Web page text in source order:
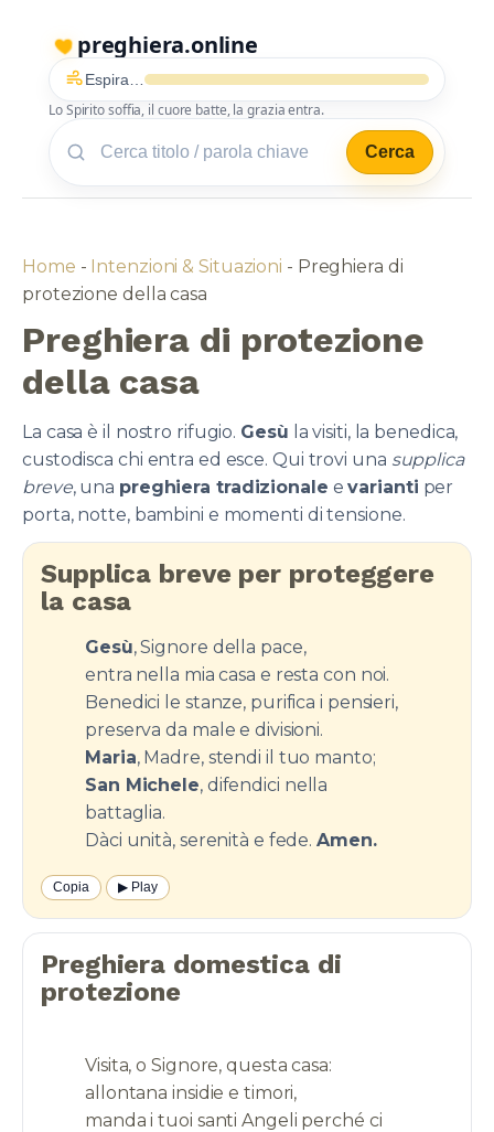
preghiera.online
Espira…
Lo Spirito soffia, il cuore batte, la grazia entra.
Cerca
Home - Intenzioni & Situazioni - Preghiera di
protezione della casa
Preghiera di protezione
della casa
La casa è il nostro rifugio. Gesù la visiti, la benedica,
custodisca chi entra ed esce. Qui trovi una supplica
breve, una preghiera tradizionale evarianti per
porta, notte, bambini e momenti di tensione.
Supplica breve per proteggere
la casa
Gesù, Signore della pace,
entra nella mia casa e resta con noi.
Benedici le stanze, purifica i pensieri,
preserva da male e divisioni.
Maria, Madre, stendi il tuo manto;
San Michele, difendici nella
battaglia.
Dàci unità, serenità e fede.Amen.
Copia ▶︎ Play
Preghiera domestica di
protezione
Visita, o Signore, questa casa:
allontana insidie e timori,
manda i tuoi santi Angeli perché ci